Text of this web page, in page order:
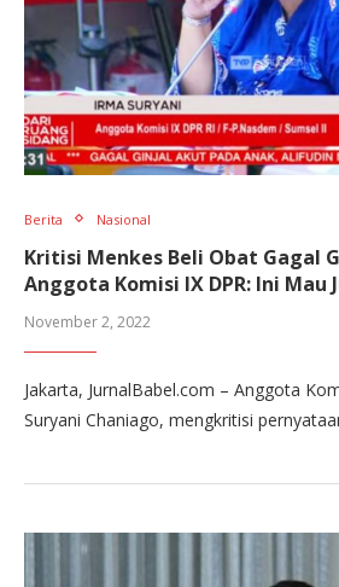
Berita Nasional
Kritisi Menkes Beli Obat Gagal
Anggota Komisi IX DPR: Ini Mau
November 2, 2022
Jakarta, JurnalBabel.com – Anggota
Suryani Chaniago, mengkritisi